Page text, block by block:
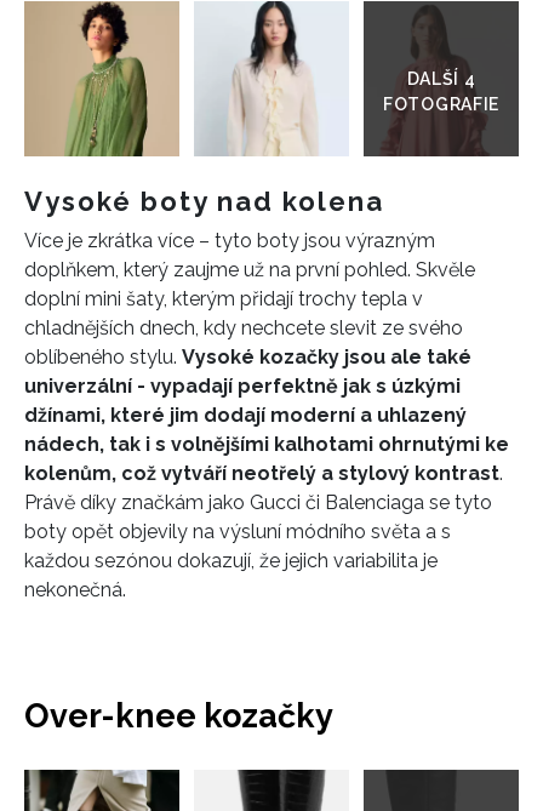
Přejít
do
galerie
Vysoké boty nad kolena
Více je zkrátka více – tyto boty jsou výrazným
doplňkem, který zaujme už na první pohled. Skvěle
doplní mini šaty, kterým přidají trochy tepla v
chladnějších dnech, kdy nechcete slevit ze svého
oblíbeného stylu. Vysoké kozačky jsou ale také
univerzální - vypadají perfektně jak s úzkými
džínami, které jim dodají moderní a uhlazený
nádech, tak i s volnějšími kalhotami ohrnutými ke
kolenům, což vytváří neotřelý a stylový kontrast.
Právě díky značkám jako Gucci či Balenciaga se tyto
boty opět objevily na výsluní módního světa a s
každou sezónou dokazují, že jejich variabilita je
nekonečná.
Over-knee kozačky